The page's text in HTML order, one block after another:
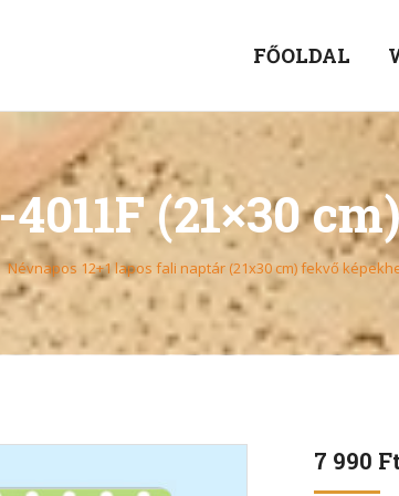
FŐOLDAL
(21×30
Névnapos 12+1 lapos fali naptár (21x30 cm) fekvő
7 990 Ft